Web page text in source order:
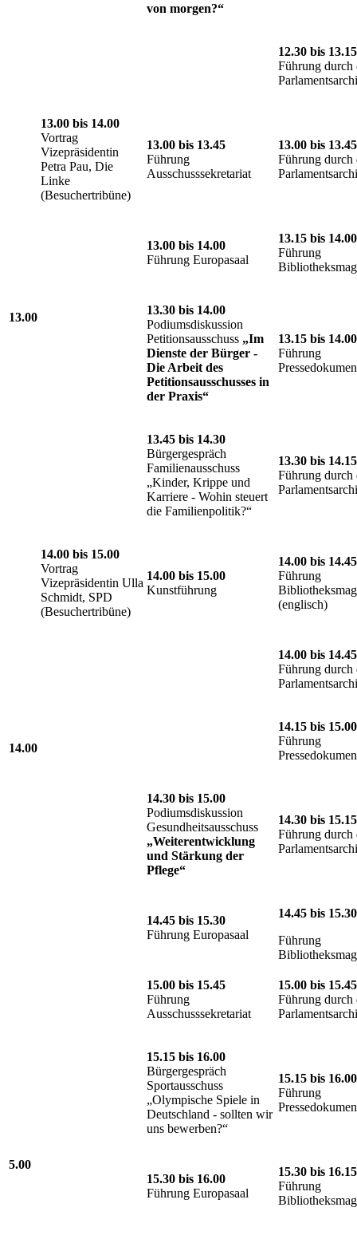
von morgen?“
12.30 bis 13.15
Führung durch
13.00
13.00 bis 14.00
Vortrag
Vizepräsidentin
Petra Pau, Die
Linke
(Besuchertribüne)
13.00 bis 13.45
Führung
Ausschusssekretariat
13.00 bis 13.45
Führung durch
13.00 bis 14.00
Führung Europasaal
13.15 bis 14.00
Führung
13.30 bis 14.00
Podiumsdiskussion
Petitionsausschuss „Im
Dienste der Bürger -
Die Arbeit des
Petitionsausschusses in
der Praxis“
13.15 bis 14.00
Führung
13.45 bis 14.30
Bürgergespräch
Familienausschuss
„Kinder, Krippe und
Karriere - Wohin steuert
die Familienpolitik?“
13.30 bis 14.15
Führung durch
14.00
14.00 bis 15.00
Vortrag
Vizepräsidentin Ulla
Schmidt, SPD
(Besuchertribüne)
14.00 bis 15.00
Kunstführung
14.00 bis 14.45
Führung
(englisch)
14.00 bis 14.45
Führung durch
14.15 bis 15.00
Führung
14.30 bis 15.00
Podiumsdiskussion
Gesundheitsausschuss
„Weiterentwicklung
und Stärkung der
Pflege“
14.30 bis 15.15
Führung durch
14.45 bis 15.30
Führung Europasaal
14.45 bis 15.30
Führung
5.00
15.00 bis 15.45
Führung
Ausschusssekretariat
15.00 bis 15.45
Führung durch
15.15 bis 16.00
Bürgergespräch
Sportausschuss
„Olympische Spiele in
Deutschland - sollten wir
uns bewerben?“
15.15 bis 16.00
Führung
15.30 bis 16.00
Führung Europasaal
15.30 bis 16.15
Führung